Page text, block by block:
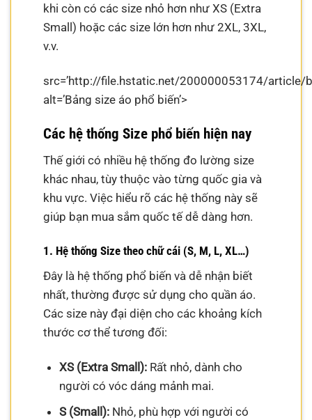
khi còn có các size nhỏ hơn như XS (Extra
Small) hoặc các size lớn hơn như 2XL, 3XL,
v.v.
src=’http://file.hstatic.net/200000053174/article/
alt=’Bảng size áo phổ biến’>
Các hệ thống Size phổ biến hiện nay
Thế giới có nhiều hệ thống đo lường size
khác nhau, tùy thuộc vào từng quốc gia và
khu vực. Việc hiểu rõ các hệ thống này sẽ
giúp bạn mua sắm quốc tế dễ dàng hơn.
1. Hệ thống Size theo chữ cái (S, M, L, XL…)
Đây là hệ thống phổ biến và dễ nhận biết
nhất, thường được sử dụng cho quần áo.
Các size này đại diện cho các khoảng kích
thước cơ thể tương đối:
XS (Extra Small):Rất nhỏ, dành cho
người có vóc dáng mảnh mai.
S (Small):Nhỏ, phù hợp với người có